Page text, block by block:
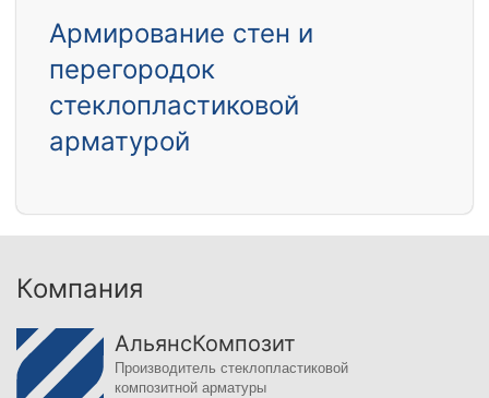
Армирование стен и
перегородок
стеклопластиковой
арматурой
Компания
АльянсКомпозит
Производитель стеклопластиковой
композитной арматуры